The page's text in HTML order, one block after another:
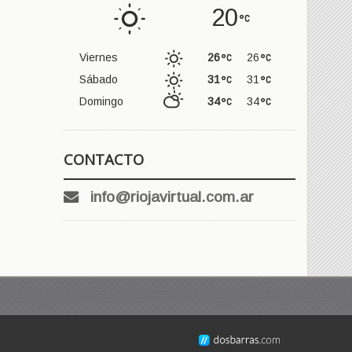
20
Viernes 26
26
Sábado
31
31
Domingo
34
34
CONTACTO
info@riojavirtual.com.ar